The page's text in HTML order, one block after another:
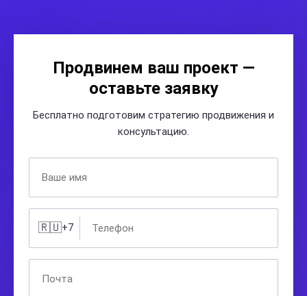
Продвинем ваш проект —
оставьте заявку
Бесплатно подготовим стратегию продвижения и
консультацию.
🇷🇺+7